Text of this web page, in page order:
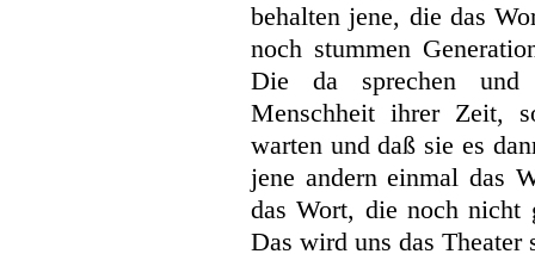
behalten jene, die das
noch stummen
Die da sprechen und
Menschheit ihrer Zeit,
warten und daß sie es
jene andern einmal das
das Wort, die noch nicht
Das wird uns das Theater